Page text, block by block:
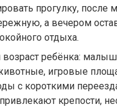
прогулку, после
а вечером
отдыха.
возраст ребёнка:
игровые
с короткими
крепости,